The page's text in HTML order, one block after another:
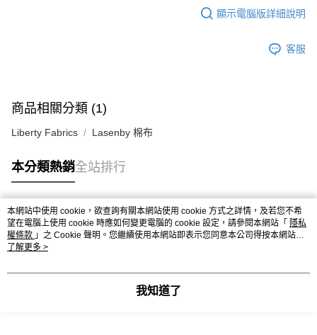
顯示電腦版詳細說明
客服
商品相關分類 (1)
Liberty Fabrics Lasenby 棉布
本分類熱銷全站排行
熱門標籤
本網站中使用 cookie，欲查詢有關本網站使用 cookie 方式之詳情，及若您不希
望在電腦上使用 cookie 時應如何變更電腦的 cookie 設定，請參閱本網站「 隱私
權條款 」之 Cookie 聲明。您繼續使用本網站即表示您同意本公司得按本網站使
用條款之 Cookie 聲明使用 cookie。
了解更多 >
我知道了